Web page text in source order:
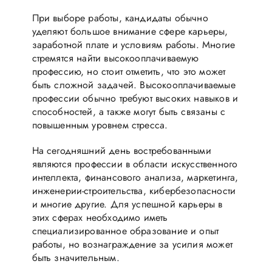
При выборе работы, кандидаты обычно
уделяют большое внимание сфере карьеры,
заработной плате и условиям работы. Многие
стремятся найти высокооплачиваемую
профессию, но стоит отметить, что это может
быть сложной задачей. Высокооплачиваемые
профессии обычно требуют высоких навыков и
способностей, а также могут быть связаны с
повышенным уровнем стресса.
На сегодняшний день востребованными
являются профессии в области искусственного
интеллекта, финансового анализа, маркетинга,
инженерии-строительства, кибербезопасности
и многие другие. Для успешной карьеры в
этих сферах необходимо иметь
специализированное образование и опыт
работы, но вознаграждение за усилия может
быть значительным.